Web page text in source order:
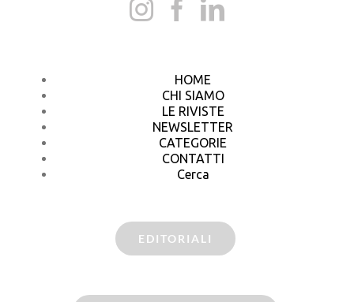
HOME
CHI SIAMO
LE RIVISTE
NEWSLETTER
CATEGORIE
CONTATTI
Cerca
EDITORIALI